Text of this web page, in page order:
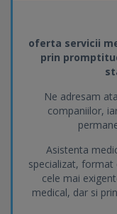
oferta servicii
prin
Ne adresam
companiilor,
Asistenta
specializat, format
cele mai
medical, dar si